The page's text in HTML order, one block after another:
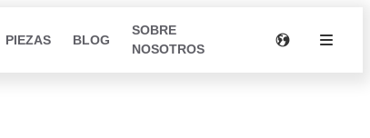
PIEZAS BLOG
SOBRE
NOSOTROS